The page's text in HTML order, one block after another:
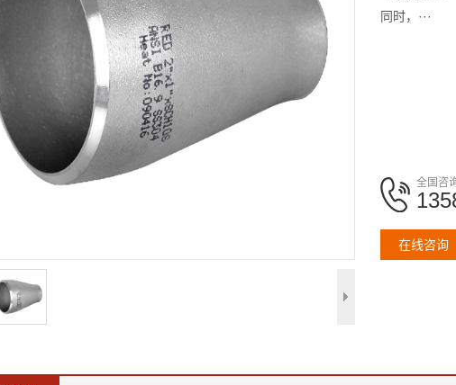
同时，···
全国咨
在线咨询